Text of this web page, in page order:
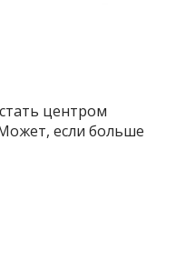
центром
если больше